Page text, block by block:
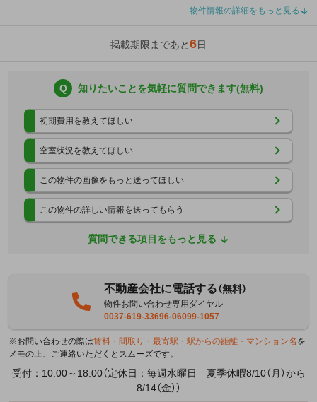
物件情報の詳細をもっと見る
掲載期限まであと6日
Q 知りたいことを気軽に質問できます(無料)
初期費用を教えてほしい
空室状況を教えてほしい
この物件の画像をもっと送ってほしい
この物件の詳しい情報を送ってもらう
質問できる項目をもっと見る
不動産会社に電話する（無料）
物件お問い合わせ専用ダイヤル
0037-619-33696-06099-1057
※お問い合わせの際は賃料・間取り・最寄駅・駅からの距離・マンション名 を
メモの上、ご連絡いただくとスムーズです。
受付：10:00～18:00（定休日：毎週水曜日 夏季休暇8/10（月）から
8/14（金））